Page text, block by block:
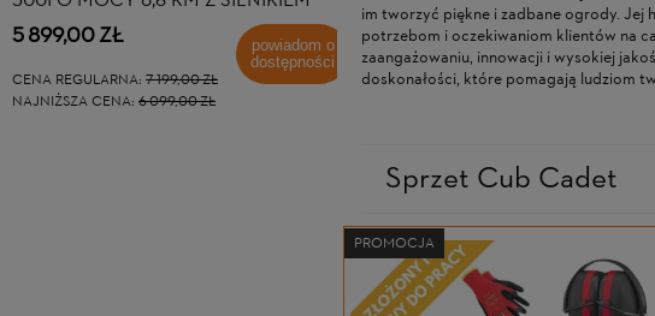
2-MIX I PROWADNICĄ 63 CM Z
ŁAŃCUCHEM RS
5 899,00 ZŁ
CENA REGULARNA: 7 199,00 ZŁ
NAJNIŻSZA CENA: 6 099,00 ZŁ
powiadom o
dostępności
CZYSZCZENIA NA SUCHO I
MOKRO, Z FUNKCJĄ DMUCHAWY
479,00 ZŁ
CENA REGULARNA:749,00 ZŁ
im tworzyć piękne i zadbane ogrody. Jej
potrzebom i oczekiwaniom klientów na
zaangażowaniu, innowacji i wysokiej
doskonałości, które pomagają ludziom
Sprzet Cub Cadet
PROMOCJA